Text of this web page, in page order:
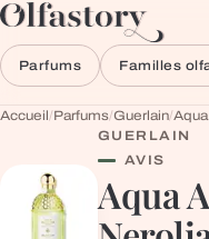
Aller au contenu
Parfums Familles
Accueil/Parfums/Guerlain/
GUERLAIN
AVIS
Aqua